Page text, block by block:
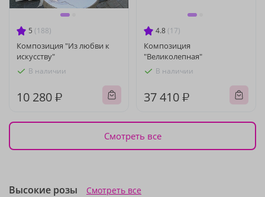
5 (188)
Композиция "Из любви к
искусству"
В наличии
10 280 ₽
4.8 (17)
Композиция
"Великолепная"
В наличии
37 410 ₽
Смотреть все
Высокие розы Смотреть все